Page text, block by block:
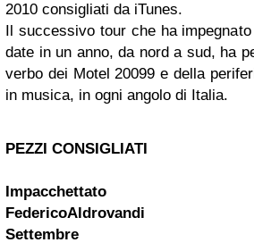
2010 consigliati da iTunes.
Il successivo tour che ha
date in un anno, da nord a sud, ha
verbo dei Motel 20099 e della
in musica, in ogni angolo di Italia.
PEZZI CONSIGLIATI
Impacchettato
FedericoAldrovandi
Settembre